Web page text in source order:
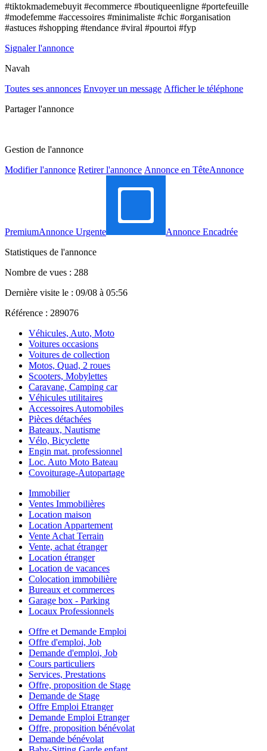
#tiktokmademebuyit #ecommerce #boutiqueenligne #portefeuille
#modefemme #accessoires #minimaliste #chic #organisation
#astuces #shopping #tendance #viral #pourtoi #fyp
Signaler l'annonce
Navah
Toutes ses annonces Envoyer un message Afficher le téléphone
Partager l'annonce
Gestion de l'annonce
Modifier l'annonce Retirer l'annonce Annonce en TêteAnnonce
PremiumAnnonce Urgente
Annonce Encadrée
Statistiques de l'annonce
Nombre de vues : 288
Dernière visite le : 09/08 à 05:56
Référence : 289076
Véhicules, Auto, Moto
Voitures occasions
Voitures de collection
Motos, Quad, 2 roues
Scooters, Mobylettes
Caravane, Camping car
Véhicules utilitaires
Accessoires Automobiles
Pièces détachées
Bateaux, Nautisme
Vélo, Bicyclette
Engin mat. professionnel
Loc. Auto Moto Bateau
Covoiturage-Autopartage
Immobilier
Ventes Immobilières
Location maison
Location Appartement
Vente Achat Terrain
Vente, achat étranger
Location étranger
Location de vacances
Colocation immobilière
Bureaux et commerces
Garage box - Parking
Locaux Professionnels
Offre et Demande Emploi
Offre d'emploi, Job
Demande d'emploi, Job
Cours particuliers
Services, Prestations
Offre, proposition de Stage
Demande de Stage
Offre Emploi Etranger
Demande Emploi Etranger
Offre, proposition bénévolat
Demande bénévolat